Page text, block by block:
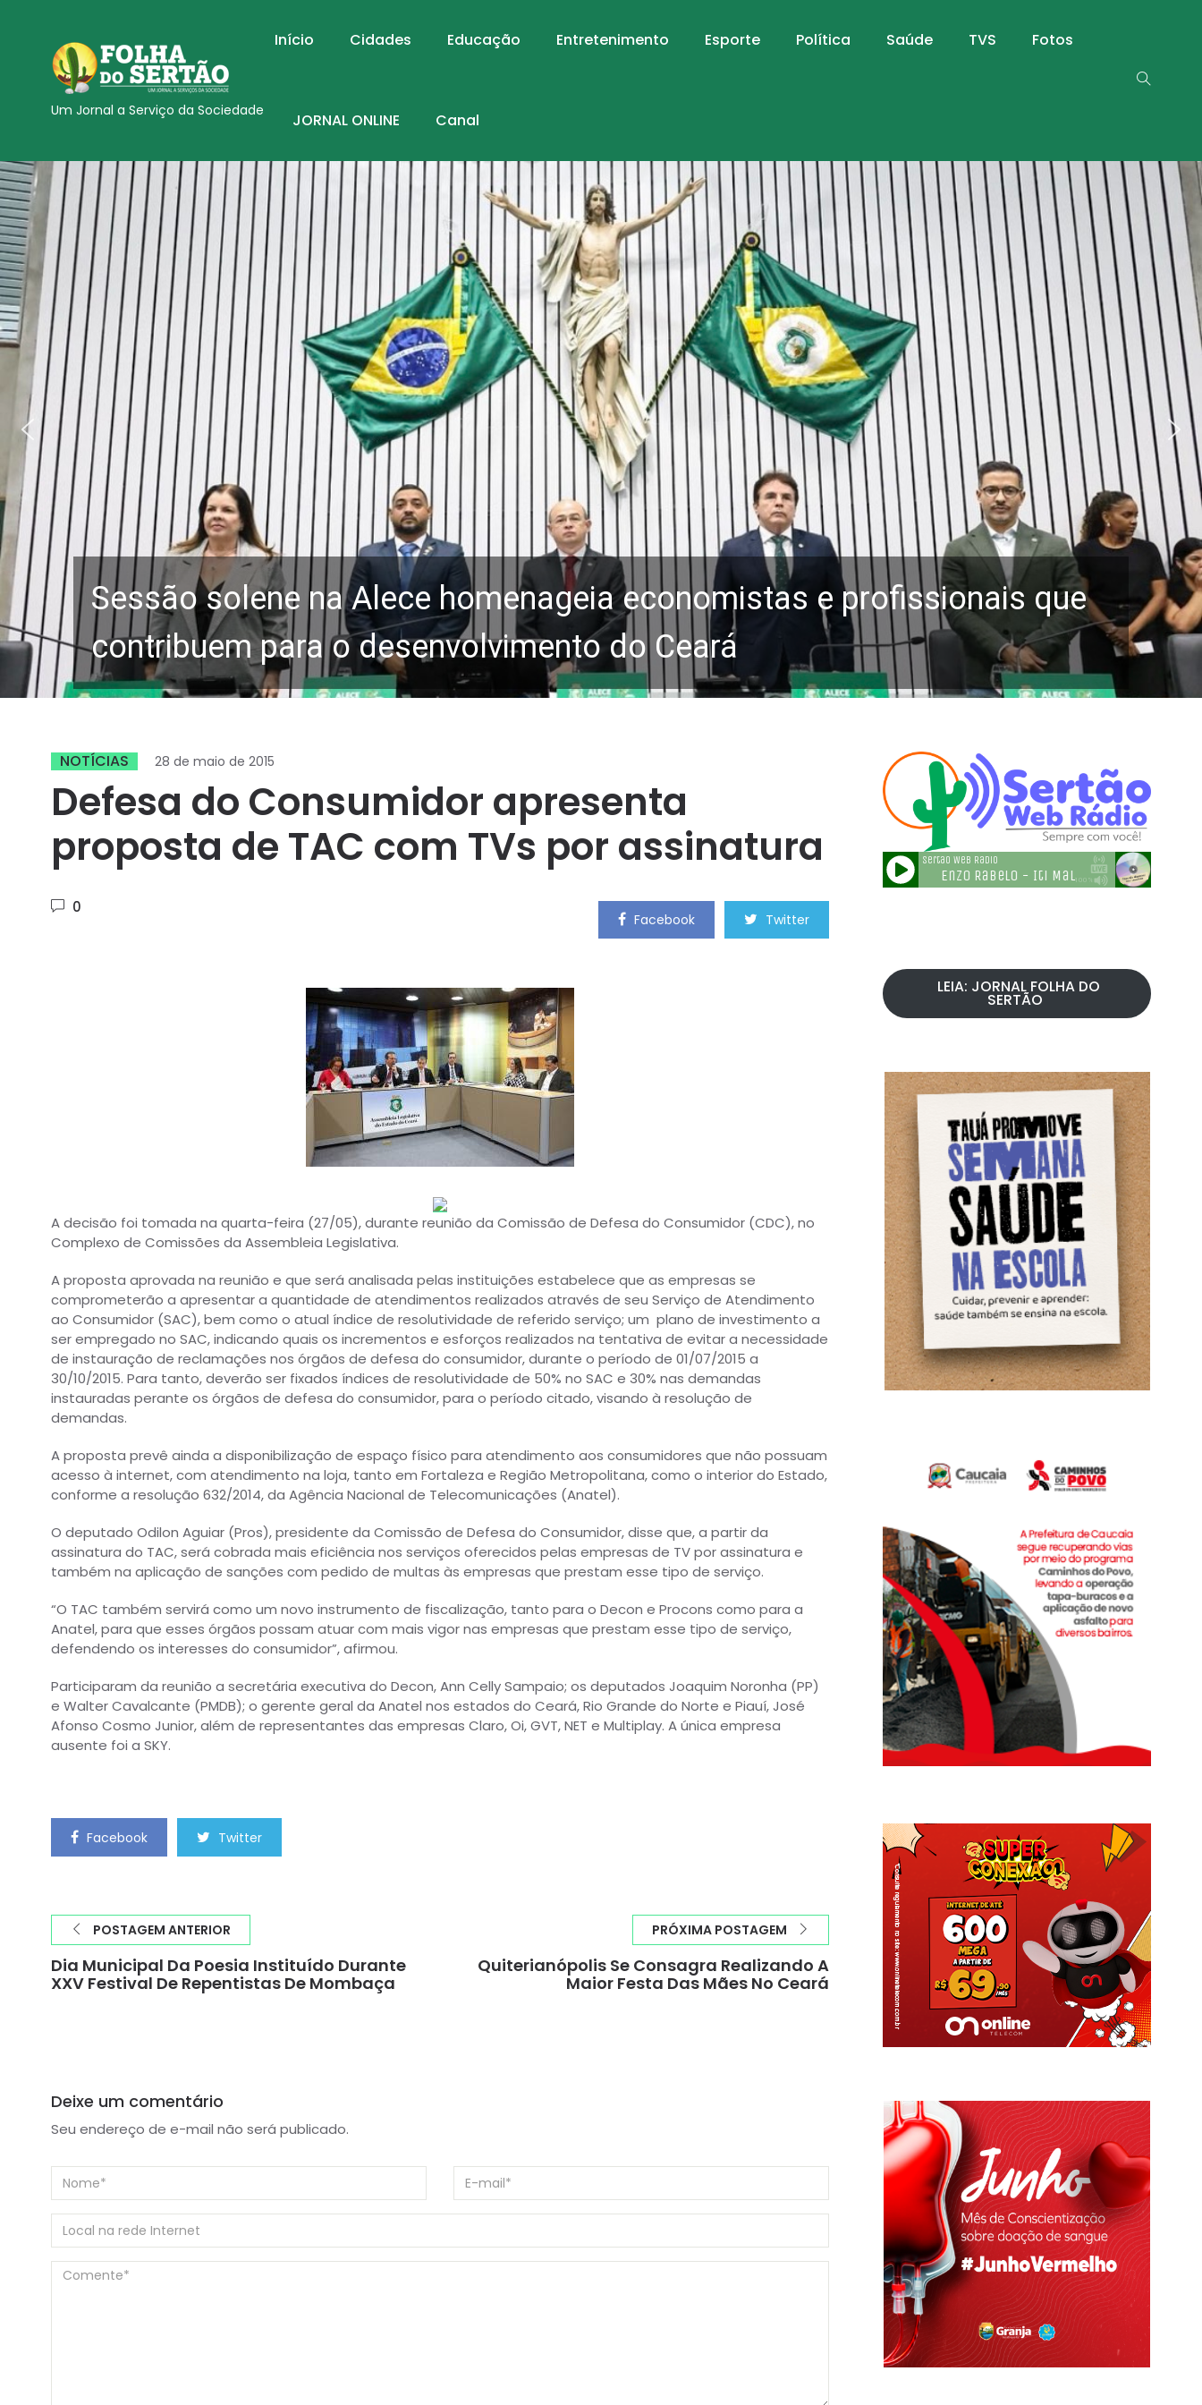
Um Jornal a Serviço da Sociedade
Início Cidades Educação Entretenimento Esporte Política Saúde TVS Fotos
JORNAL ONLINE Canal
Sessão solene na Alece homenageia economistas e profissionais que
contribuem para o desenvolvimento do Ceará
NOTÍCIAS 28 de maio de 2015
Defesa do Consumidor apresenta
proposta de TAC com TVs por assinatura
0
Facebook Twitter
A decisão foi tomada na quarta-feira (27/05), durante reunião da Comissão de Defesa do Consumidor (CDC), no
Complexo de Comissões da Assembleia Legislativa.
A proposta aprovada na reunião e que será analisada pelas instituições estabelece que as empresas se
comprometerão a apresentar a quantidade de atendimentos realizados através de seu Serviço de Atendimento
ao Consumidor (SAC), bem como o atual índice de resolutividade de referido serviço; um plano de investimento a
ser empregado no SAC, indicando quais os incrementos e esforços realizados na tentativa de evitar a necessidade
de instauração de reclamações nos órgãos de defesa do consumidor, durante o período de 01/07/2015 a
30/10/2015. Para tanto, deverão ser fixados índices de resolutividade de 50% no SAC e 30% nas demandas
instauradas perante os órgãos de defesa do consumidor, para o período citado, visando à resolução de
demandas.
A proposta prevê ainda a disponibilização de espaço físico para atendimento aos consumidores que não possuam
acesso à internet, com atendimento na loja, tanto em Fortaleza e Região Metropolitana, como o interior do Estado,
conforme a resolução 632/2014, da Agência Nacional de Telecomunicações (Anatel).
O deputado Odilon Aguiar (Pros), presidente da Comissão de Defesa do Consumidor, disse que, a partir da
assinatura do TAC, será cobrada mais eficiência nos serviços oferecidos pelas empresas de TV por assinatura e
também na aplicação de sanções com pedido de multas às empresas que prestam esse tipo de serviço.
“O TAC também servirá como um novo instrumento de fiscalização, tanto para o Decon e Procons como para a
Anatel, para que esses órgãos possam atuar com mais vigor nas empresas que prestam esse tipo de serviço,
defendendo os interesses do consumidor”, afirmou.
Participaram da reunião a secretária executiva do Decon, Ann Celly Sampaio; os deputados Joaquim Noronha (PP)
e Walter Cavalcante (PMDB); o gerente geral da Anatel nos estados do Ceará, Rio Grande do Norte e Piauí, José
Afonso Cosmo Junior, além de representantes das empresas Claro, Oi, GVT, NET e Multiplay. A única empresa
ausente foi a SKY.
Facebook Twitter
POSTAGEM ANTERIOR
Dia Municipal Da Poesia Instituído Durante
XXV Festival De Repentistas De Mombaça
PRÓXIMA POSTAGEM
Quiterianópolis Se Consagra Realizando A
Maior Festa Das Mães No Ceará
Deixe um comentário
Seu endereço de e-mail não será publicado.
LEIA: JORNAL FOLHA DO
SERTÃO